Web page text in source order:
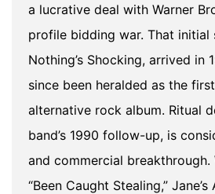
a lucrative deal with Warner
profile bidding war. That initial
Nothing’s Shocking, arrived in
since been heralded as the
alternative rock album. Ritual
band’s 1990 follow-up, is
and commercial breakthrough.
“Been Caught Stealing,”